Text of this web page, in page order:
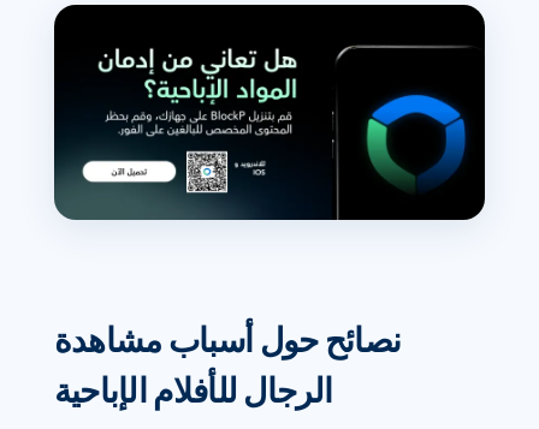
نصائح حول أسباب مشاهدة
الرجال للأفلام الإباحية